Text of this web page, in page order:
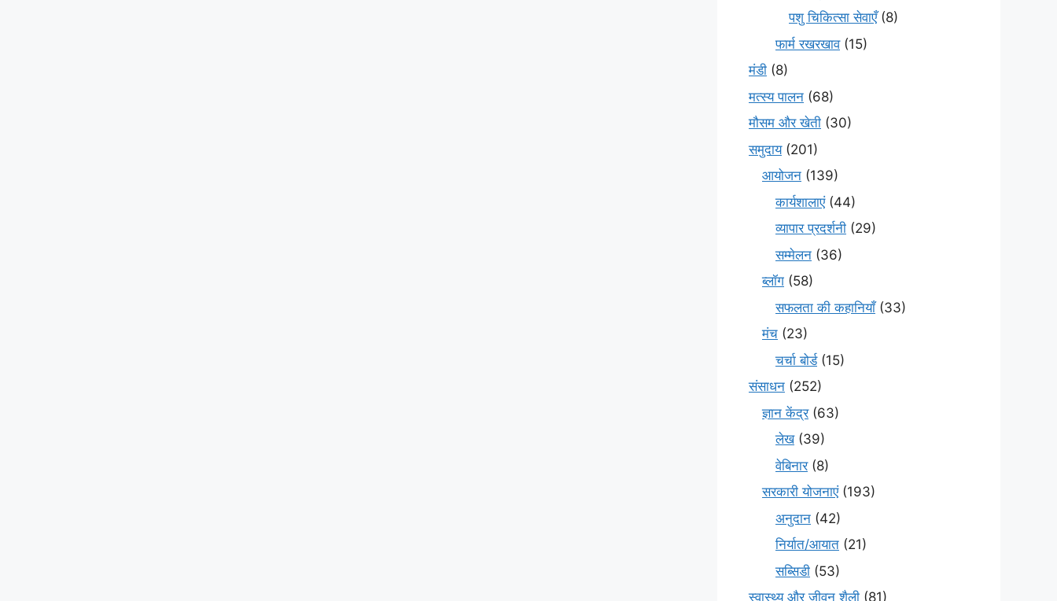
पशु चिकित्सा सेवाएँ(8)
फार्म रखरखाव(15)
मंडी (8)
मत्स्य पालन (68)
मौसम और खेती (30)
समुदाय(201)
आयोजन (139)
कार्यशालाएं(44)
व्यापार प्रदर्शनी (29)
सम्मेलन (36)
ब्लॉग (58)
सफलता की कहानियाँ(33)
मंच (23)
चर्चा बोर्ड(15)
संसाधन (252)
ज्ञान केंद्र(63)
लेख(39)
वेबिनार(8)
सरकारी योजनाएं(193)
अनुदान (42)
निर्यात/आयात (21)
सब्सिडी (53)
स्वास्थ्य और जीवन शैली (81)